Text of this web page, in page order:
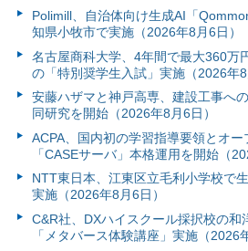
Polimill、自治体向け生成AI「
知県小牧市で実施（2026年8月6日）
名古屋商科大学、4年間で最大360万
の「特別奨学生入試」実施（2026年8
安藤ハザマと神戸高専、建設工事へ
同研究を開始（2026年8月6日）
ACPA、国内初の学習指導要領とオ
「CASEサーバ」本格運用を開始（
NTT東日本、江東区立毛利小学校で
実施（2026年8月6日）
C&R社、DXハイスクール採択校の和
「メタバース体験講座」実施（2026